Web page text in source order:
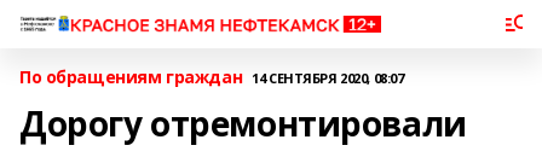
По обращениям граждан 14 СЕНТЯБРЯ 2020, 08:07
Дорогу отремонтировали